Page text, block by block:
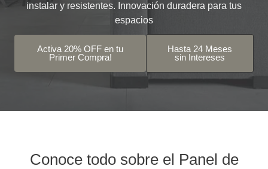
instalar y resistentes. Innovación duradera para tus
espacios
Activa 20% OFF en tu
Primer Compra!
Hasta 24 Meses
sin Intereses
Conoce todo sobre el Panel de